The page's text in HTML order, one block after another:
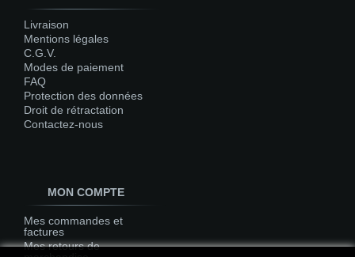
Livraison
Mentions légales
C.G.V.
Modes de paiement
FAQ
Protection des données
Droit de rétractation
Contactez-nous
MON COMPTE
Mes commandes et
factures
Mes retours de